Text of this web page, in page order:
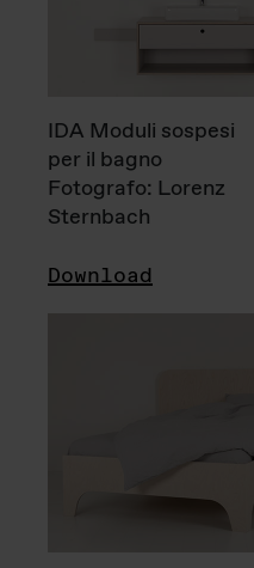
IDA Moduli sospesi
per il bagno
Fotografo: Lorenz
Sternbach
Download